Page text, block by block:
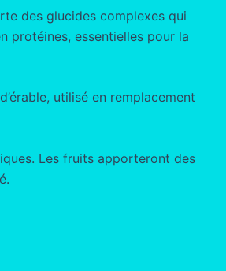
des glucides complexes qui
protéines, essentielles pour la
utilisé en remplacement
Les fruits apporteront des